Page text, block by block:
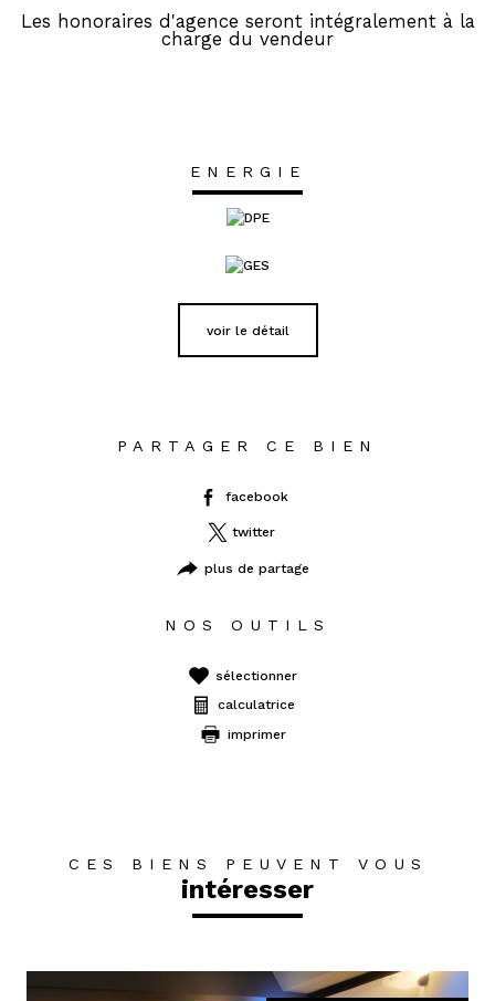
Les honoraires d'agence seront intégralement à la
charge du vendeur
ENERGIE
voir le détail
PARTAGER CE BIEN
facebook
twitter
plus de partage
NOS OUTILS
sélectionner
calculatrice
imprimer
CES BIENS PEUVENT VOUS
intéresser